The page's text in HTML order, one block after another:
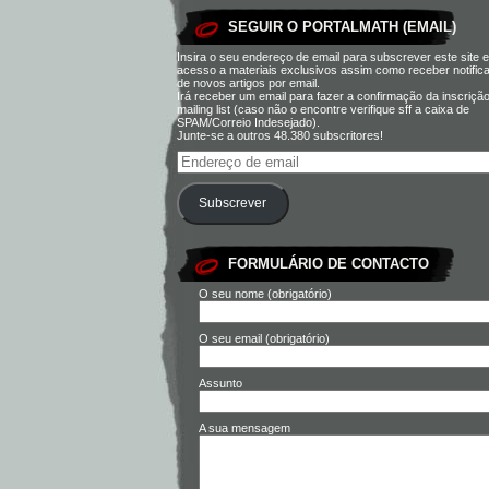
SEGUIR O PORTALMATH (EMAIL)
Insira o seu endereço de email para subscrever este site
acesso a materiais exclusivos assim como receber
de novos artigos por email.
Irá receber um email para fazer a confirmação da
mailing list (caso não o encontre verifique sff a caixa de
SPAM/Correio Indesejado).
Junte-se a outros 48.380 subscritores!
Subscrever
FORMULÁRIO DE CONTACTO
O seu nome (obrigatório)
O seu email (obrigatório)
Assunto
A sua mensagem